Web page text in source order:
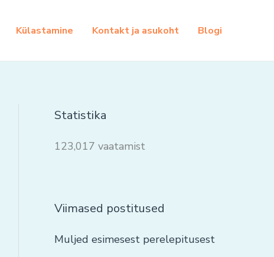
Külastamine Kontakt ja asukoht Blogi
Statistika
123,017 vaatamist
Viimased postitused
Muljed esimesest perelepitusest